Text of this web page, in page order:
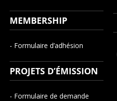
MEMBERSHIP
- Formulaire d’adhésion
PROJETS D’ÉMISSION
- Formulaire de demande